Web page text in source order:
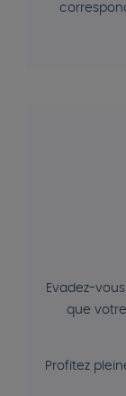
Evadez-
que
Profitez